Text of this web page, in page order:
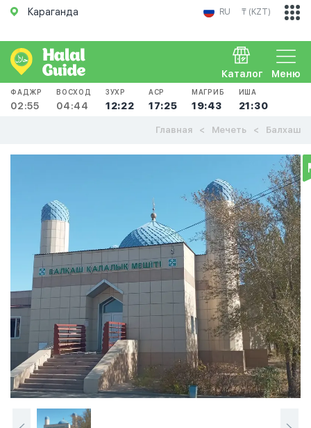
Караганда RU ₸ (KZT)
Меню
Каталог
ФАДЖР
02:55
ВОСХОД
04:44
ЗУХР
12:22
АСР
17:25
МАГРИБ
19:43
ИША
21:30
Главная Мечеть Балхаш